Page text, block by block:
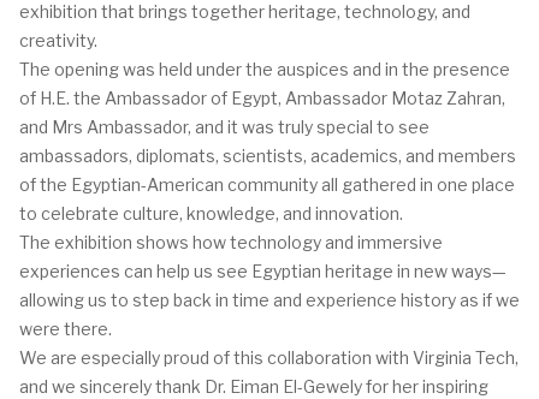
exhibition that brings together heritage, technology, and
creativity.
The opening was held under the auspices and in the presence
of H.E. the Ambassador of Egypt, Ambassador Motaz Zahran,
and Mrs Ambassador, and it was truly special to see
ambassadors, diplomats, scientists, academics, and members
of the Egyptian-American community all gathered in one place
to celebrate culture, knowledge, and innovation.
The exhibition shows how technology and immersive
experiences can help us see Egyptian heritage in new ways—
allowing us to step back in time and experience history as if we
were there.
We are especially proud of this collaboration with Virginia Tech,
and we sincerely thank Dr. Eiman El-Gewely for her inspiring